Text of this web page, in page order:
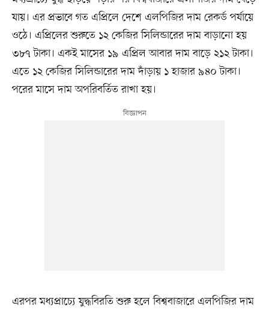
যায়। এর প্রভাবে গত এপ্রিলে দেশে এলপিজির দাম রেকর্ড পর্যায়ে
ওঠে। এপ্রিলের শুরুতে ১২ কেজির সিলিন্ডারের দাম বাড়ানো হয়
৩৮৭ টাকা। একই মাসের ১৯ এপ্রিল আবার দাম বাড়ে ২১২ টাকা।
এতে ১২ কেজির সিলিন্ডারের দাম দাঁড়ায় ১ হাজার ৯৪০ টাকা।
পরের মাসে দাম অপরিবর্তিত রাখা হয়।
এরপর মধ্যপ্রাচ্যে যুদ্ধবিরতি শুরু হলে বিশ্ববাজারে এলপিজির দাম